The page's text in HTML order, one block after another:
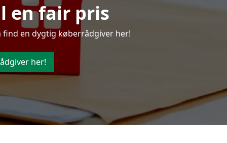
en fair pris
find en dygtig køberrådgiver her!
her!